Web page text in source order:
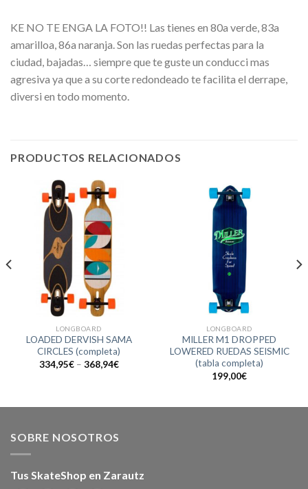
KE NO TE ENGA LA FOTO!! Las tienes en 80a verde, 83a
amarilloa, 86a naranja. Son las ruedas perfectas para la
ciudad, bajadas… siempre que te guste un conducci mas
agresiva ya que a su corte redondeado te facilita el derrape,
diversi en todo momento.
PRODUCTOS RELACIONADOS
LONGBOARD
LOADED DERVISH SAMA
CIRCLES (completa)
334,95€– 368,94€
LONGBOARD
MILLER M1 DROPPED
LOWERED RUEDAS SEISMIC
(tabla completa)
199,00€
SOBRE NOSOTROS
Tus SkateShop en Zarautz